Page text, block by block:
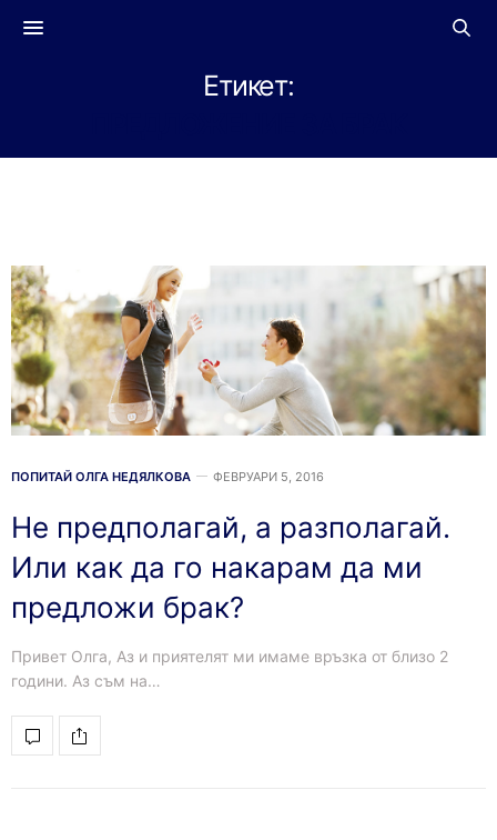
Етикет:
ПОПИТАЙ ОЛГА НЕДЯЛКОВА ФЕВРУАРИ 5, 2016
Не предполагай, а разполагай.
Или как да го накарам да ми
предложи брак?
Привет Олга, Аз и приятелят ми имаме връзка от близо 2
години. Аз съм на…